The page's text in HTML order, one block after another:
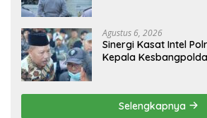
Agustus 6, 2026
Sinergi Kasat Intel
Kepala
Selengkapnya